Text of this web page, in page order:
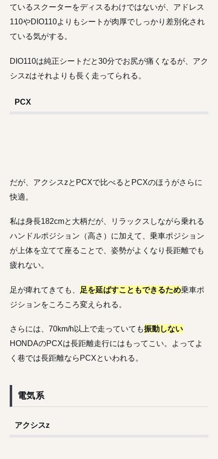
ているスクーターをディスるわけではないが、アドレス
110やDIO110よりもシートが肉厚でしっかり差別化され
ている気がする。
DIO110は純正シートだと30分でお尻が痛くなるが、アク
シスzはそれよりも長く走ってられる。
PCX
だが、アクシスzとPCXで比べるとPCXのほうがさらに
快適。
私は身長182cmと大柄だが、リラックスしながら乗れる
ハンドルポジション（高さ）に加えて、乗車ポジション
が上体を立てて座ることで、姿勢がよくなり長距離でも
疲れない。
足が痺れてきても、 足を延ばすこともできるため乗車ポ
ジションをころころ変えられる。
さらには、70km/h以上で走っていても振動しない
HONDAのPCXは長距離走行にはもってこい。よってよ
く巷では長距離ならPCXといわれる。
電気系
アクシスz